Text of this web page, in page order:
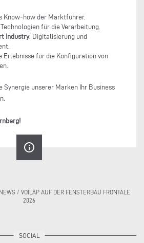
Know-how der Marktführer.
für die Verarbeitung.
Industry: Digitalisierung und
Erlebnisse für die Konfiguration von
Synergie unserer Marken Ihr Business
info_outline
/ VOILÀP AUF DER FENSTERBAU FRONTALE
2026